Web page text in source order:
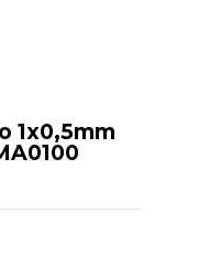
1x0,5mm